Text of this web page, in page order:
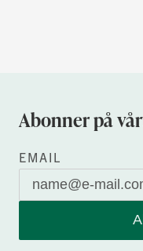
Abonner på
EMAIL